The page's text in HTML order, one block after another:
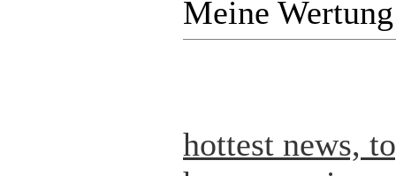
Meine
hottest news,